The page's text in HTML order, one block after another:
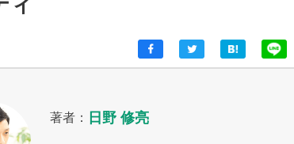
著者： 日野 修亮